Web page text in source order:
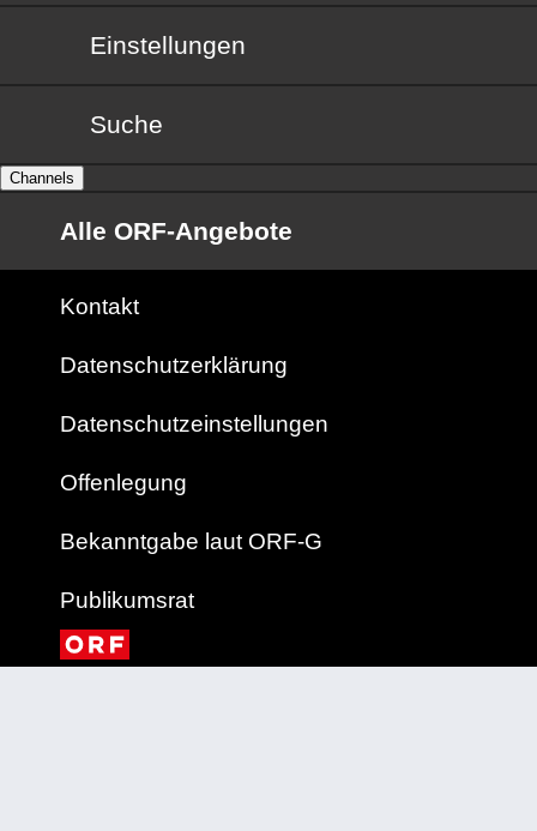
Einstellungen
Suche
Channels
Alle ORF-Angebote
Kontakt
Datenschutzerklärung
Datenschutzeinstellungen
Offenlegung
Bekanntgabe laut ORF-G
Publikumsrat